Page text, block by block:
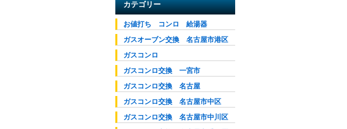
カテゴリー
お値打ち コンロ 給湯器
ガスオーブン交換 名古屋市港区
ガスコンロ
ガスコンロ交換 一宮市
ガスコンロ交換 名古屋
ガスコンロ交換 名古屋市中区
ガスコンロ交換 名古屋市中川区